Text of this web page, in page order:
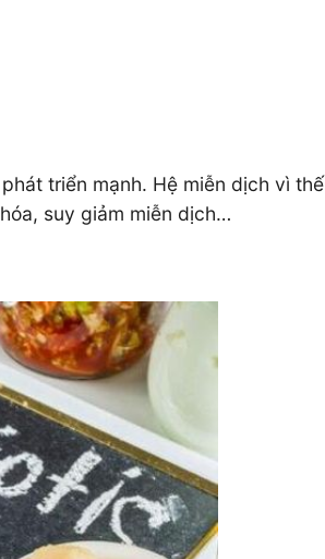
triển mạnh. Hệ miễn dịch vì thế
suy giảm miễn dịch…